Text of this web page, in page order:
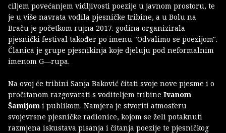
ciljem povećanjem vidljivosti poezije u javnom prostoru, te
je u više navrata vodila pjesničke tribine, a u Bolu na
Braču je početkom rujna 2017. godina organizirala
pjesnički festival također po imenu "Odvalimo se poezijom".
Članica je grupe pjesnikinja koje djeluju pod neformalnim
imenom G—rupa.
Na ovoj će tribini Sanja Baković čitati svoje nove pjesme i o
pročitanom razgovarati s voditeljem tribine Ivanom
Šamijom i publikom. Namjera je stvoriti atmosferu
svojevrsne pjesničke radionice, kojom se želi potaknuti
razmjena iskustava pisanja i čitanja poezije te pjesničkog